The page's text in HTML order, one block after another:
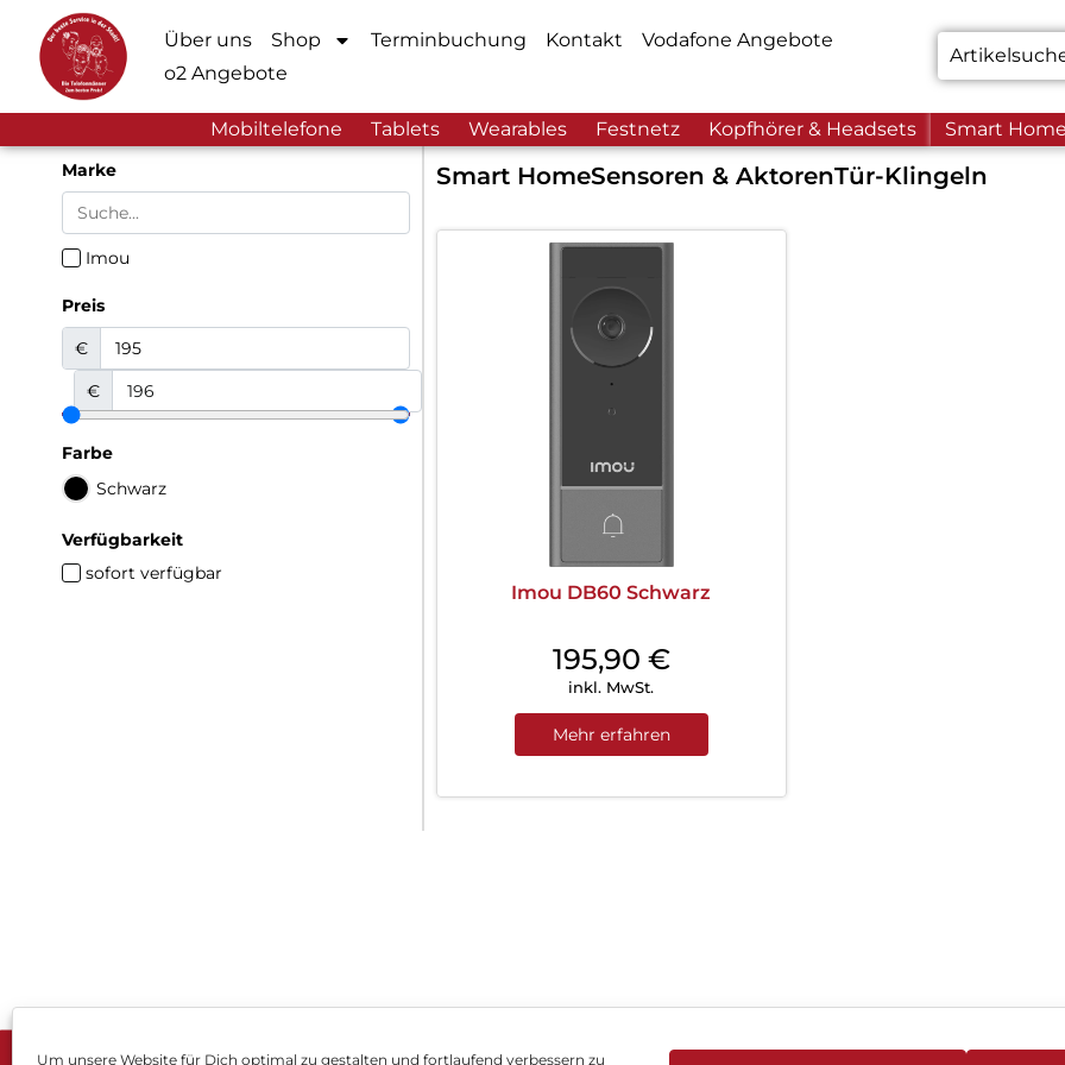
Um unsere Website für Dich optimal zu gestalten und fortlaufend verbessern zu
Über uns Shop Terminbuchung Kontakt
Vodafone Angebote
o2 Angebote
Mobiltelefone Tablets Wearables Festnetz Kopfhörer & Headsets Smart Home
Marke
Imou
Preis
€
€
Farbe
Schwarz
Verfügbarkeit
sofort verfügbar
Smart HomeSensoren & AktorenTür-Klingeln
Imou DB60 Schwarz
195,90 €
inkl. MwSt.
Mehr erfahren